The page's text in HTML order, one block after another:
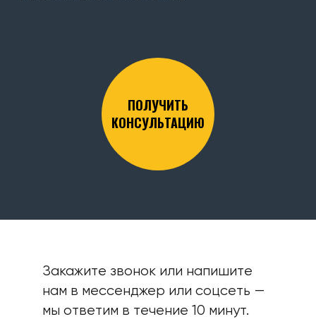
ПОЛУЧИТЬ
КОНСУЛЬТАЦИЮ
Закажите звонок или напишите
нам в мессенджер или соцсеть —
мы ответим в течение 10 минут.